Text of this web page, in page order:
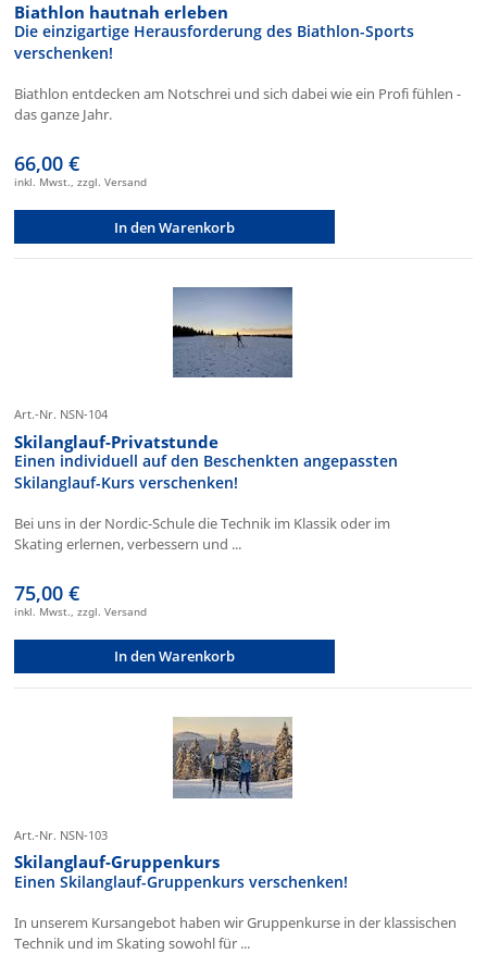
Biathlon hautnah erleben
Die einzigartige Herausforderung des Biathlon-Sports
verschenken!
Biathlon entdecken am Notschrei und sich dabei wie ein Profi fühlen -
das ganze Jahr.
66,00 €
inkl. Mwst., zzgl. Versand
In den Warenkorb
Art.-Nr. NSN-104
Skilanglauf-Privatstunde
Einen individuell auf den Beschenkten angepassten
Skilanglauf-Kurs verschenken!
Bei uns in der Nordic-Schule die Technik im Klassik oder im
Skating erlernen, verbessern und ...
75,00 €
inkl. Mwst., zzgl. Versand
In den Warenkorb
Art.-Nr. NSN-103
Skilanglauf-Gruppenkurs
Einen Skilanglauf-Gruppenkurs verschenken!
In unserem Kursangebot haben wir Gruppenkurse in der klassischen
Technik und im Skating sowohl für ...